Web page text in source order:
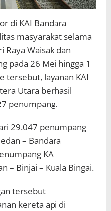
di KAI Bandara
masyarakat selama
Raya Waisak dan
pada 26 Mei hingga 1
tersebut, layanan KAI
Utara berhasil
penumpang.
29.047 penumpang
– Bandara
KA
– Binjai – Kuala Bingai.
tersebut
kereta api di